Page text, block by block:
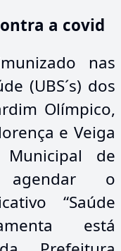
a covid
nas
(UBS´s) dos
Olímpico,
e Veiga
de
agendar o
“Saúde
está